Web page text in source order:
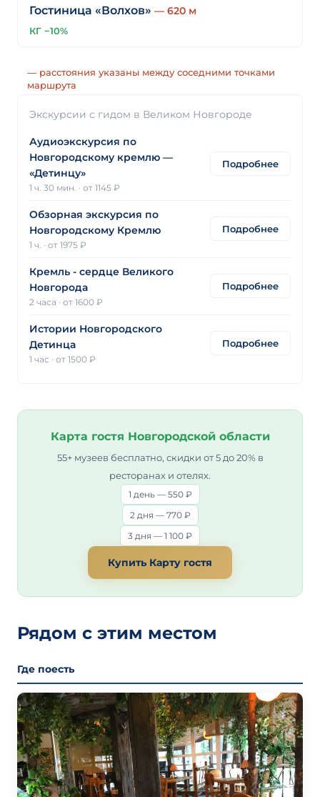
Гостиница «Волхов» — 620 м
КГ −10%
— расстояния указаны между соседними точками
маршрута
Экскурсии с гидом в Великом Новгороде
Аудиоэкскурсия по
Новгородскому кремлю —
«Детинцу»
1 ч. 30 мин. · от 1145 ₽
Подробнее
Обзорная экскурсия по
Новгородскому Кремлю
1 ч. · от 1975 ₽
Подробнее
Кремль - сердце Великого
Новгорода
2 часа · от 1600 ₽
Подробнее
Истории Новгородского
Детинца
1 час · от 1500 ₽
Подробнее
Карта гостя Новгородской области
55+ музеев бесплатно, скидки от 5 до 20% в
ресторанах и отелях.
1 день — 550 ₽
2 дня — 770 ₽
3 дня — 1 100 ₽
Купить Карту гостя
Рядом с этим местом
Где поесть